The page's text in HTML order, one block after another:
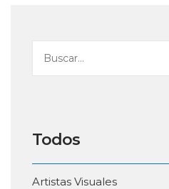
Todos
Artistas Visuales